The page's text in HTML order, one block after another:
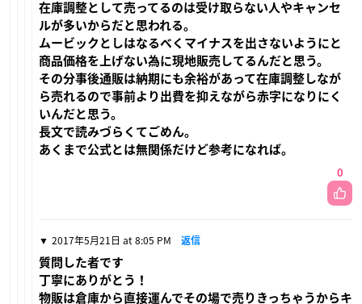
在庫調整として売ってるのは受け取らない人やキャンセ
ルが多いからだと思われる。
ムービックとしはなるべくマイナスを出さないようにと
商品価格を上げない為に現地販売してるんだと思う。
その分事後通販は納期にも余裕があって在庫調整しなが
ら売れるので事前より出費を抑えながら赤字になりにく
いんだと思う。
長文で読みづらくてごめん。
あくまで公式とは無関係だけど参考になれば。
0
2017年5月21日 at 8:05 PM 返信
質問した者です
丁寧にありがとう！
物販は倉庫から直接運んでその場で売りきっちゃうからキ